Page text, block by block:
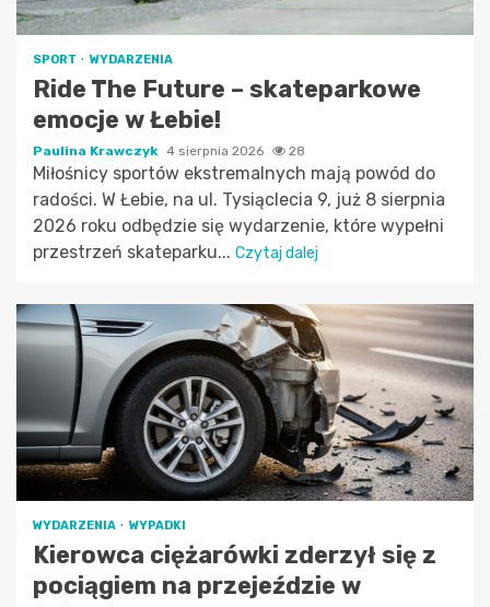
SPORT WYDARZENIA
Ride The Future – skateparkowe
emocje w Łebie!
Paulina Krawczyk 4 sierpnia 2026 28
Miłośnicy sportów ekstremalnych mają powód do
radości. W Łebie, na ul. Tysiąclecia 9, już 8 sierpnia
2026 roku odbędzie się wydarzenie, które wypełni
przestrzeń skateparku... Czytaj dalej
WYDARZENIA WYPADKI
Kierowca ciężarówki zderzył się z
pociągiem na przejeździe w